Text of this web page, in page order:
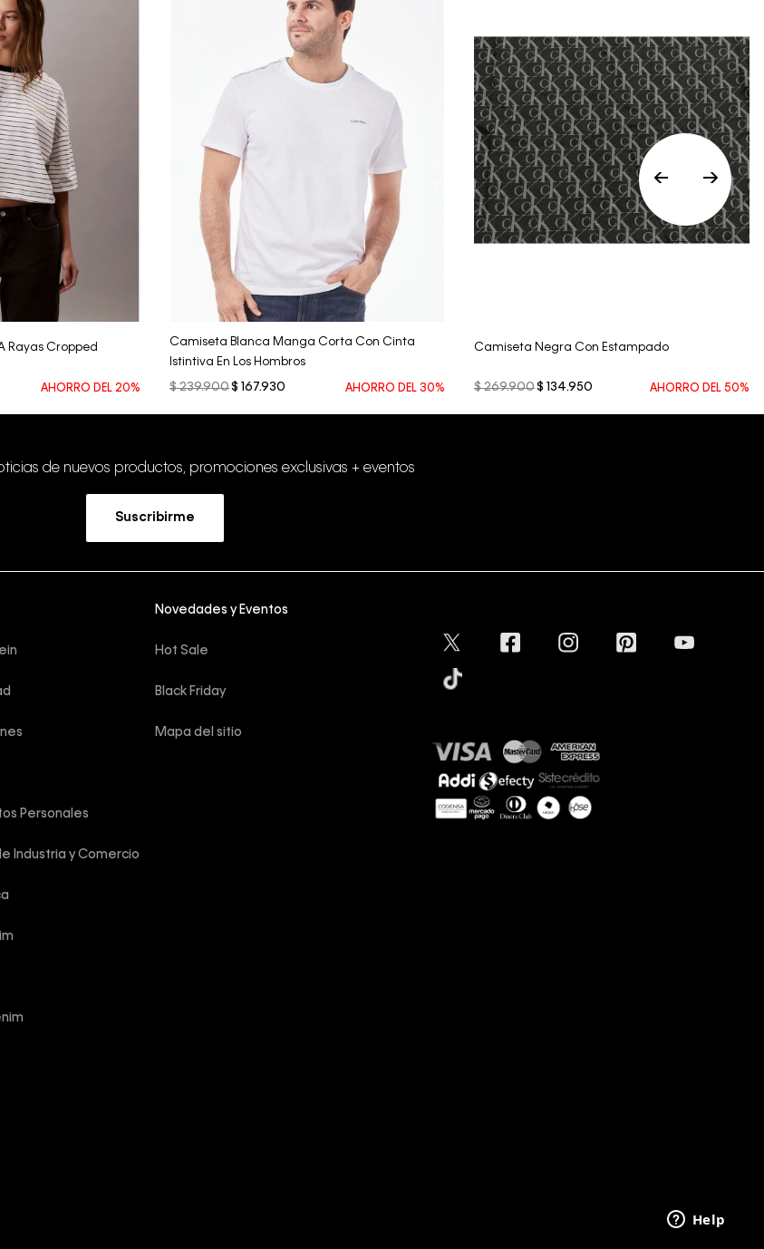
nuestros clientes, no aceptamos
devoluciones en ropa interior y trajes de
Rayas Cropped
AHORRO DEL 20%
Vista Rápida
Camiseta Blanca Manga Corta Con Cinta
Istintiva En Los Hombros
$ 239.900$ 167.930 AHORRO DEL 30%
Camiseta Negra Con Estampado
$ 269.900$ 134.950 AHORRO DEL 50%
de nuevos productos, promociones exclusivas + eventos
Suscribirme
Personales
Industria y Comercio
Novedades y Eventos
Hot Sale
Black Friday
Mapa del sitio